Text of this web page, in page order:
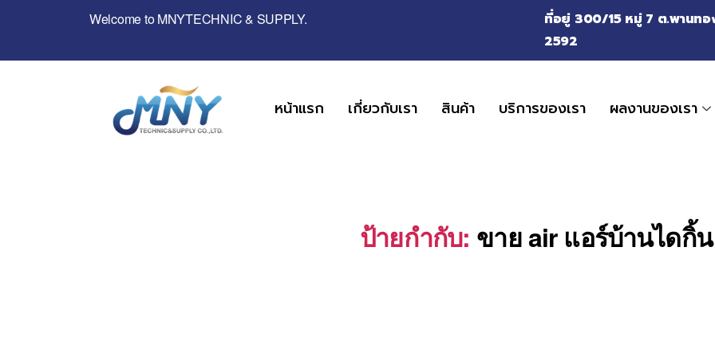
Welcome to MNYTECHNIC & SUPPLY.
ที่อยู่ 300/15 หมู่ 7 ต.พานท
2592
หน้าแรก เกี่ยวกับเรา สินค้า บริการของเรา ผลงานของเรา
ป้ายกำกับ: ขาย air แอร์บ้านไดกิ้น